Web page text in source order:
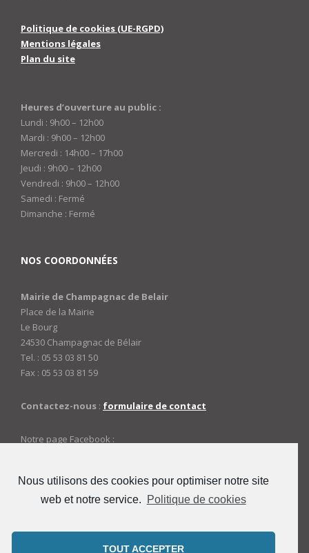
Nous utilisons des cookies pour optimiser notre site
web et notre service.
Politique de cookies
TOUT ACCEPTER
Politique de cookies (UE-RGPD)
Mentions légales
Plan du site
Heures d’ouverture au public :
Lundi : 9h00 – 12h00
Mardi : 9h00 – 12h00
Mercredi : 14h00 – 17h00
Jeudi : 9h00 – 12h00
Vendredi : 9h00 – 12h00
Samedi : Fermé
Dimanche : Fermé
NOS COORDONNÉES
Mairie de Champagnac de Belair
Place de la Mairie
Le Bourg
24530 Champagnac de Bélair
Tel. : 05 53 03 81 50
Fax : 05 53 03 81 59
Contactez-nous : formulaire de contact
Notre page Facebook :
ACCES ADMINISTRATEURS